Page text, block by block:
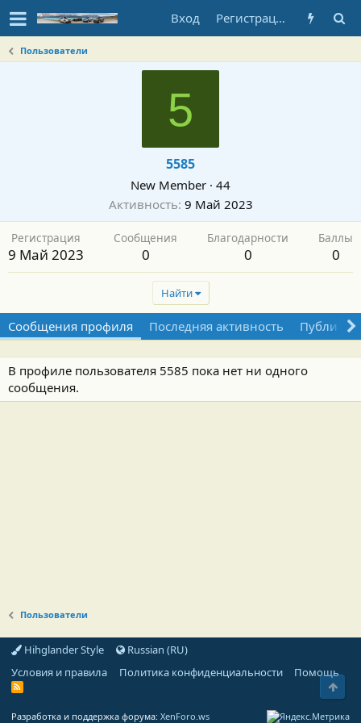
Вход Регистрация
Пользователи
5
5585
New Member · 44
Активность 9 Май 2023
Регистрация
9 Май 2023
Сообщения
0
Благодарности
0
Баллы
0
Найти
Сообщения профиля Последняя активность
В профиле пользователя 5585 пока нет ни одного
сообщения.
Пользователи
Hihglander Style
Russian (RU)
Условия и правила
Политика конфиденциальности Помощь
R
Разработка и поддержка форума: XenForo.ws